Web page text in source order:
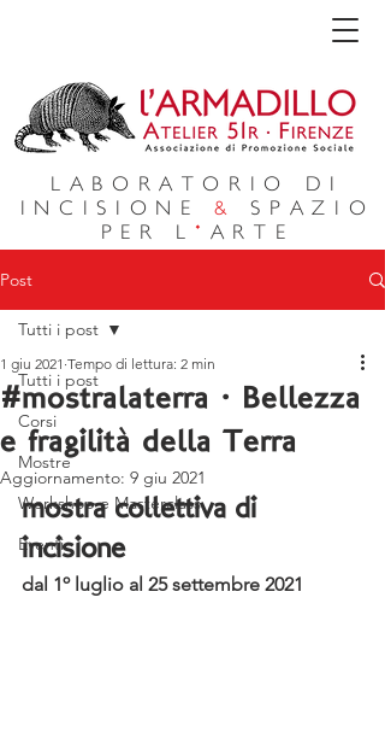
LABORATORIO DI
INCISIONE&
SPAZIO
PER L ' ARTE
Post
Tutti i post
Corsi
Mostre
Workshop e Masterclass
Eventi
Tutti i post
#mostralaterra · Bellezza
e fragilità della Terra
1 giu 2021 Tempo di lettura: 2 min
Aggiornamento: 9 giu 2021
mostra collettiva di
incisione
dal 1º luglio al 25 settembre 2021